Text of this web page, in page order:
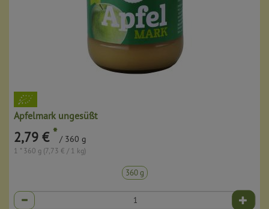
Apfelmark ungesüßt
2,79 € * / 360 g
1 * 360 g (7,73 € / 1 kg)
360 g
Anzahl